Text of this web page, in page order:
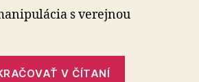
s verejnou
V ČÍTANÍ